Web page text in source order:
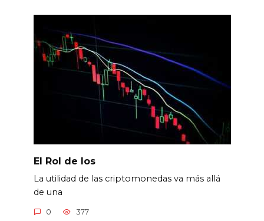
El Rol de los
La utilidad de las criptomonedas va más allá
de una
0 377